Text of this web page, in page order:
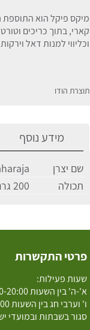
מיקס פיקל הוא התוספת
קארי, בתוך כריכים
וכליווי למנות דאל וירקות
תוצרת הודו
מידע נוסף
שם יצרן
תכולה
200 גרם (7.50 ₪ ל-100 גרם)
פרטי התקשרות
שעות פעילות:
א'-ה' בין השעות 08:30-20:00
ו' וערבי חג בין השעות 08:30-15:00
סגור בשבתות ובמועדי